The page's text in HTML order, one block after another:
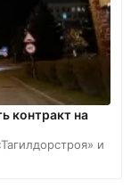
контракт на
и